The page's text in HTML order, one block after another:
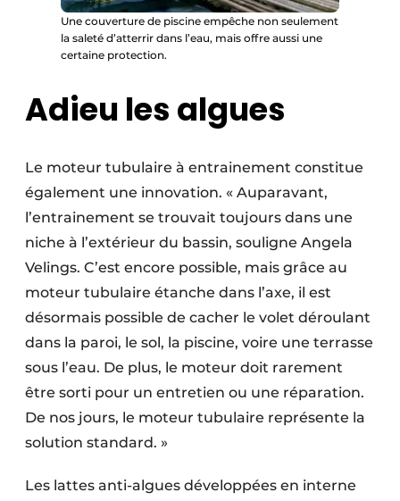
Une couverture de piscine empêche non seulement
la saleté d’atterrir dans l’eau, mais offre aussi une
certaine protection.
Adieu les algues
Le moteur tubulaire à entrainement constitue
également une innovation. « Auparavant,
l’entrainement se trouvait toujours dans une
niche à l’extérieur du bassin, souligne Angela
Velings. C’est encore possible, mais grâce au
moteur tubulaire étanche dans l’axe, il est
désormais possible de cacher le volet déroulant
dans la paroi, le sol, la piscine, voire une terrasse
sous l’eau. De plus, le moteur doit rarement
être sorti pour un entretien ou une réparation.
De nos jours, le moteur tubulaire représente la
solution standard. »
Les lattes anti-algues développées en interne